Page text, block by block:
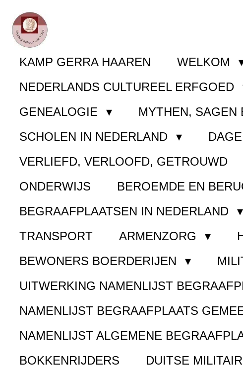
Ga
direct
naar
hoofdinhoud
KAMP GERRA HAAREN WELKOM
NEDERLANDS CULTUREEL ERFGOED
GENEALOGIE
MYTHEN, SAGEN
SCHOLEN IN NEDERLAND
VERLIEFD, VERLOOFD, GETROUWD
ONDERWIJS
BEROEMDE EN
BEGRAAFPLAATSEN IN NEDERLAND
TRANSPORT
ARMENZORG
BEWONERS BOERDERIJEN
UITWERKING NAMENLIJST
NAMENLIJST BEGRAAFPLAATS
NAMENLIJST ALGEMENE
BOKKENRIJDERS
DUITSE